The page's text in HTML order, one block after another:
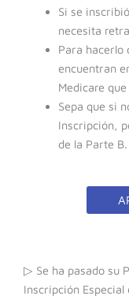
Si se
necesita
Para hacerlo
encuentran
Medicare
Sepa que si
Inscripción,
de la Parte B.
▷ Se ha pasado su
Inscripción Especial